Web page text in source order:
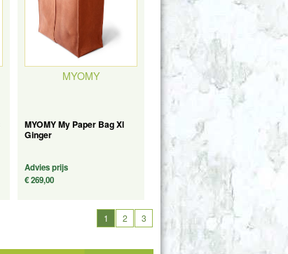
MYOMY
MYOMY My Paper Bag Xl
Ginger
Advies prijs
€ 269,00
1 2 3